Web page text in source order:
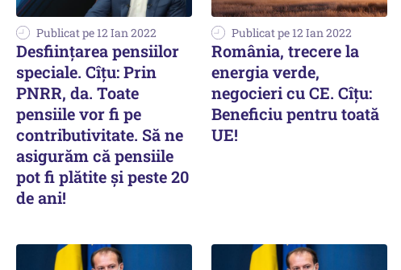
Publicat pe 12 Ian 2022
Desființarea pensiilor
speciale. Cîțu: Prin
PNRR, da. Toate
pensiile vor fi pe
contributivitate. Să ne
asigurăm că pensiile
pot fi plătite și peste 20
de ani!
Publicat pe 12 Ian 2022
România, trecere la
energia verde,
negocieri cu CE. Cîțu:
Beneficiu pentru toată
UE!